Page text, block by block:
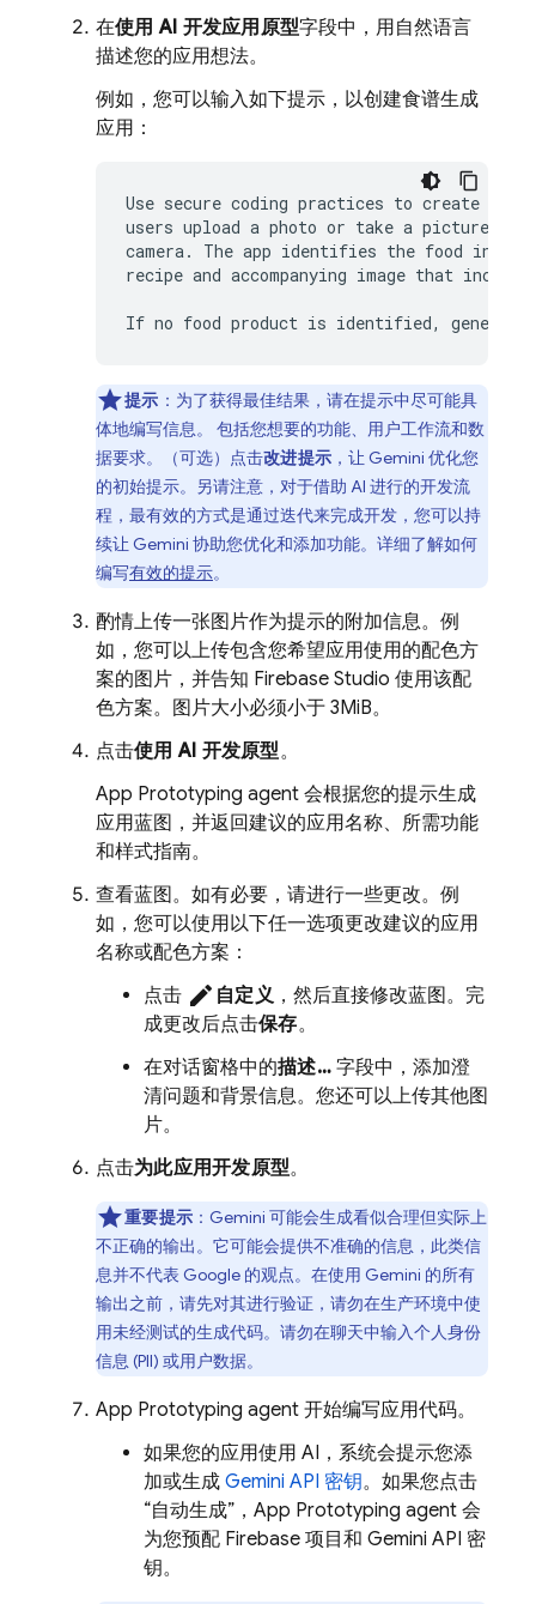
在使用 AI 开发应用原型字段中，用自然语言
描述您的应用想法。
例如，您可以输入如下提示，以创建食谱生成
应用：
Use secure coding practices to create an
users upload a photo or take a picture
camera. The app identifies the food in the
recipe and accompanying image that
提示 ：为了获得最佳结果，请在提示中尽可能具
体地编写信息。 包括您想要的功能、用户工作流和数
据要求。（可选）点击改进提示 ，让 Gemini 优化您
的初始提示。另请注意，对于借助 AI 进行的开发流
程，最有效的方式是通过迭代来完成开发，您可以持
续让 Gemini 协助您优化和添加功能。详细了解如何
编写有效的提示。
酌情上传一张图片作为提示的附加信息。例
如，您可以上传包含您希望应用使用的配色方
案的图片，并告知 Firebase Studio 使用该配
色方案。图片大小必须小于 3MiB。
点击使用 AI 开发原型。
App Prototyping agent 会根据您的提示生成
应用蓝图，并返回建议的应用名称、所需功能
和样式指南。
查看蓝图。如有必要，请进行一些更改。例
如，您可以使用以下任一选项更改建议的应用
名称或配色方案：
点击 edit 自定义，然后直接修改蓝图。完
成更改后点击保存。
在对话窗格中的描述…字段中，添加澄
清问题和背景信息。您还可以上传其他图
片。
点击为此应用开发原型。
重要提示 ： Gemini 可能会生成看似合理但实际上
不正确的输出。它可能会提供不准确的信息，此类信
息并不代表 Google 的观点。在使用 Gemini 的所有
输出之前，请先对其进行验证，请勿在生产环境中使
用未经测试的生成代码。请勿在聊天中输入个人身份
信息 (PII) 或用户数据。
App Prototyping agent 开始编写应用代码。
如果您的应用使用 AI，系统会提示您添
加或生成 Gemini API 密钥。如果您点击
“自动生成”， App Prototyping agent 会
为您预配 Firebase 项目和 Gemini API 密
钥。